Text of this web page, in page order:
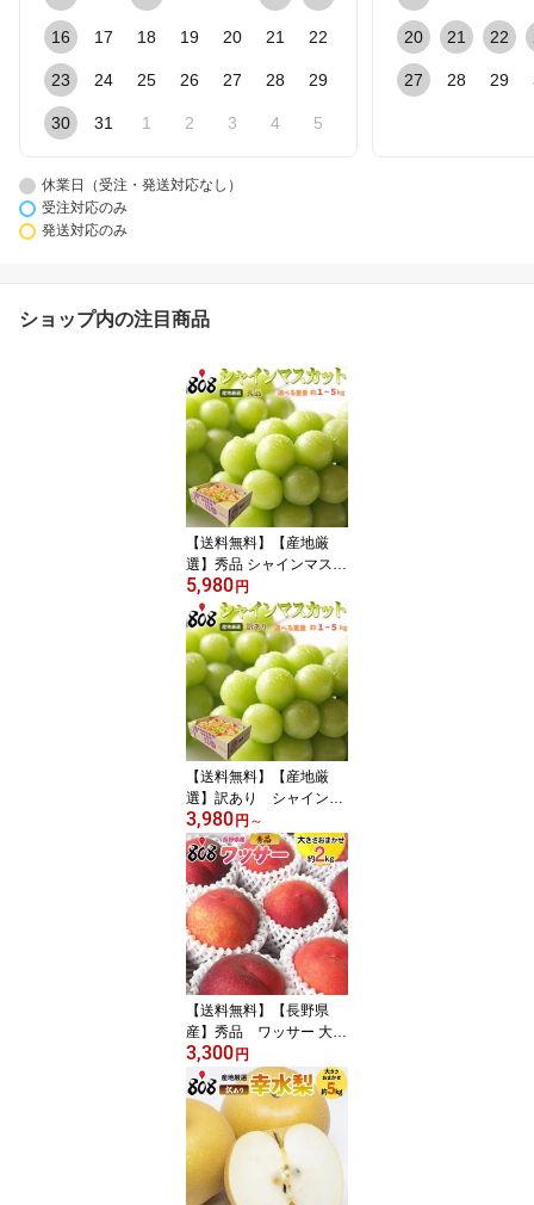
16 17 18 19 20 21 22
23 24 25 26 27 28 29
30 31 1 2 3 4 5
20 21 22
27 28 29
休業日（受注・発送対応なし）
受注対応のみ
発送対応のみ
ショップ内の注目商品
【送料無料】【産地厳
選】秀品 シャインマスカ
ット 約1kg 約2kg 約3kg
約4kg 約5kg(北海道沖縄
別途送料加算)
5,980 円
【送料無料】【産地厳
選】訳あり シャインマ
スカット 大きさお任
せ 約1kg 約2kg 約3kg
約4kg 約5kg(北海道沖縄
別途送料加算)
3,980 円 ～
【送料無料】【長野県
産】秀品 ワッサー 大き
さおまかせ 約2kg(北海道
沖縄別途送料加算)
3,300 円